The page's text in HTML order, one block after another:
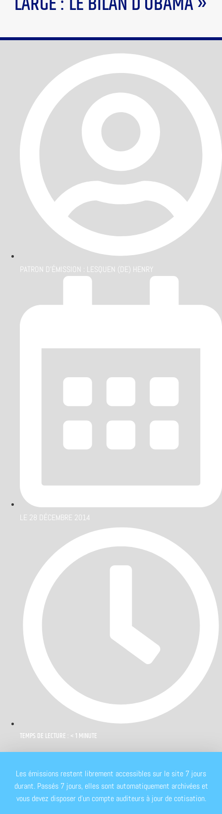
PATRON D'ÉMISSION : LESQUEN (DE) HENRY
LE 28 DÉCEMBRE 2014
TEMPS DE LECTURE : < 1 MINUTE
Les émissions restent librement accessibles sur le site 7 jours
durant. Passés 7 jours, elles sont automatiquement archivées et
vous devez disposer d'un compte auditeurs à jour de cotisation.